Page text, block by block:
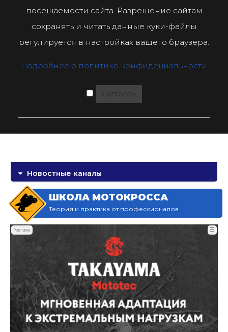
посещаемости сайта. Разрешение сайтам
сохранять и читать данные куки-файлы
регулируется в настройках вашего браузера.
Подробнее о политике конфидециальности
Согласен
Новостные каналы
ШКОЛА МОТОКРОССА
Теория и практика от профессионалов
Реклама ☰